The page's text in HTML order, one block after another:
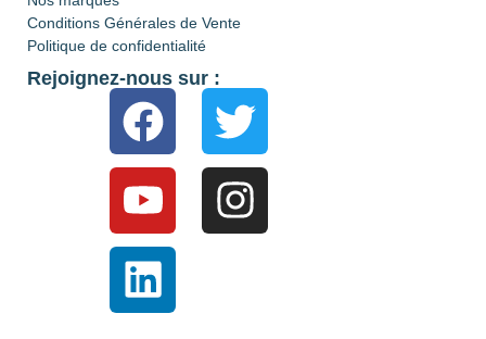
Conditions Générales de Vente
Politique de confidentialité
Rejoignez-nous sur :